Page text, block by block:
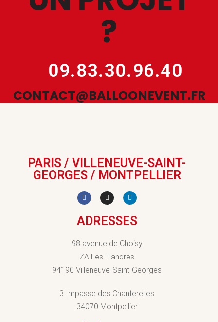
?
09.83.30.96.40
CONTACT@BALLOONEVENT.FR
PARIS / VILLENEUVE-SAINT-
GEORGES / MONTPELLIER
ADRESSES
98 avenue de Choisy
ZA Les Flandres
94190 Villeneuve-Saint-Georges
3 Impasse des Chanterelles
34070 Montpellier